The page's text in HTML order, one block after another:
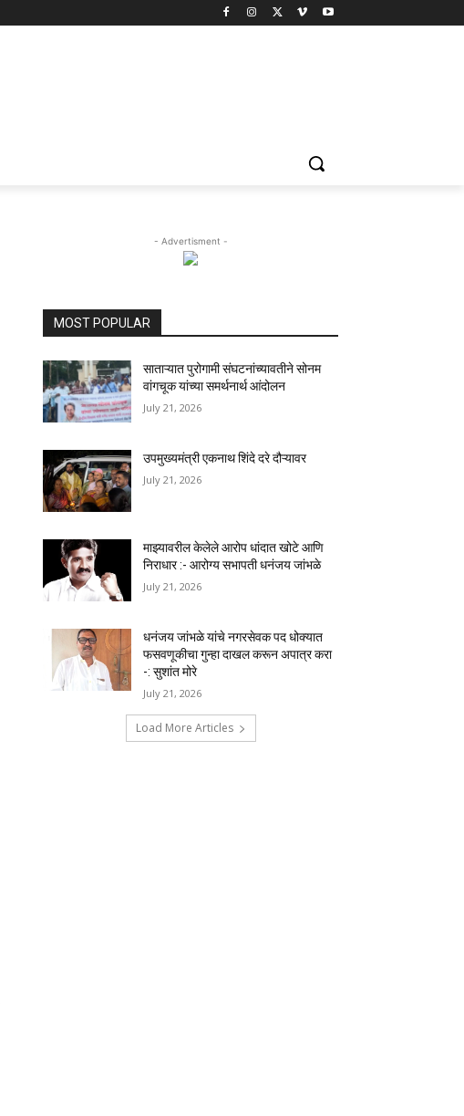
- Advertisment -
MOST POPULAR
साताऱ्यात पुरोगामी संघटनांच्यावतीने सोनम
वांगचूक यांच्या समर्थनार्थ आंदोलन
July 21, 2026
उपमुख्यमंत्री एकनाथ शिंदे दरे दौऱ्यावर
July 21, 2026
माझ्यावरील केलेले आरोप धांदात खोटे आणि
निराधार :- आरोग्य सभापती धनंजय जांभळे
July 21, 2026
धनंजय जांभळे यांचे नगरसेवक पद धोक्यात
फसवणूकीचा गुन्हा दाखल करून अपात्र करा
-: सुशांत मोरे
July 21, 2026
Load More Articles